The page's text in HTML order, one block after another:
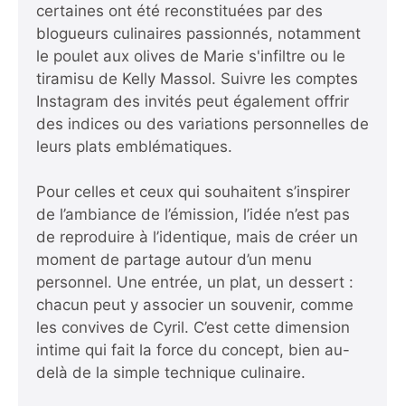
certaines ont été reconstituées par des
blogueurs culinaires passionnés, notamment
le poulet aux olives de Marie s'infiltre ou le
tiramisu de Kelly Massol. Suivre les comptes
Instagram des invités peut également offrir
des indices ou des variations personnelles de
leurs plats emblématiques.
Pour celles et ceux qui souhaitent s’inspirer
de l’ambiance de l’émission, l’idée n’est pas
de reproduire à l’identique, mais de créer un
moment de partage autour d’un menu
personnel. Une entrée, un plat, un dessert :
chacun peut y associer un souvenir, comme
les convives de Cyril. C’est cette dimension
intime qui fait la force du concept, bien au-
delà de la simple technique culinaire.